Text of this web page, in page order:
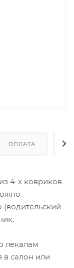
ОПЛАТА
4-х ковриков
лекалам
в салон или